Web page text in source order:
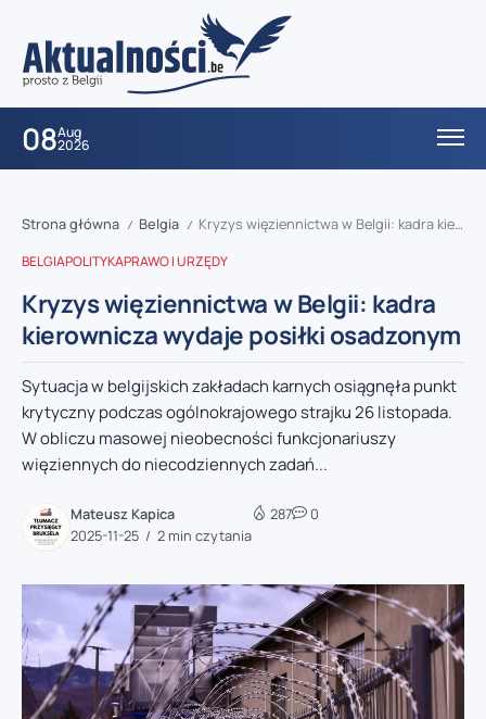
08Aug
2026
Strona główna / Belgia / Kryzys więziennictwa w Belgii: kadra kierownicza wydaje posiłki osadzonym
BELGIAPOLITYKAPRAWO I URZĘDY
Kryzys więziennictwa w Belgii: kadra
kierownicza wydaje posiłki osadzonym
Sytuacja w belgijskich zakładach karnych osiągnęła punkt
krytyczny podczas ogólnokrajowego strajku 26 listopada.
W obliczu masowej nieobecności funkcjonariuszy
więziennych do niecodziennych zadań...
Mateusz Kapica
2025-11-25
2 min czytania
287 0